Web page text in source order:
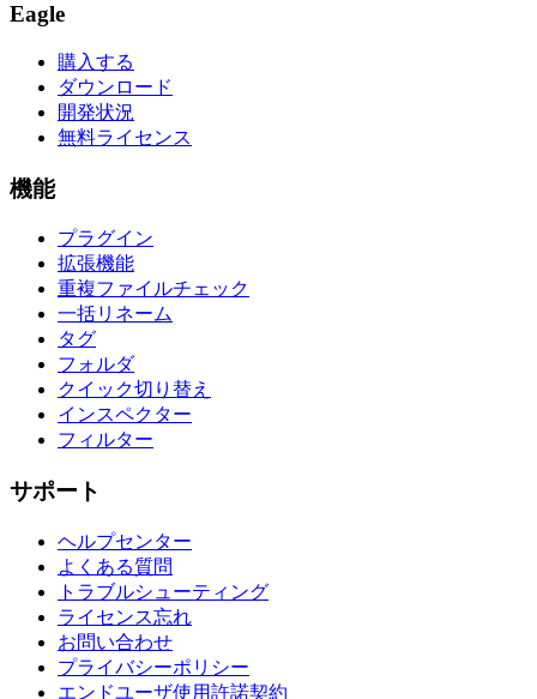
Eagle
購入する
ダウンロード
開発状況
無料ライセンス
機能
プラグイン
拡張機能
重複ファイルチェック
一括リネーム
タグ
フォルダ
クイック切り替え
インスペクター
フィルター
サポート
ヘルプセンター
よくある質問
トラブルシューティング
ライセンス忘れ
お問い合わせ
プライバシーポリシー
エンドユーザ使用許諾契約